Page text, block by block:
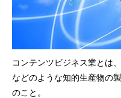
コンテンツビジネス業とは
などのような知的生産物の
のこと。